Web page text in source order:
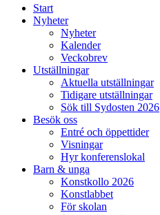
Inläggsnavigering
Start
Nyheter
Nyheter
Kalender
Veckobrev
Utställningar
Aktuella utställningar
Tidigare utställningar
Sök till Sydosten 2026
Besök oss
Entré och öppettider
Visningar
Hyr konferenslokal
Barn & unga
Konstkollo 2026
Konstlabbet
För skolan